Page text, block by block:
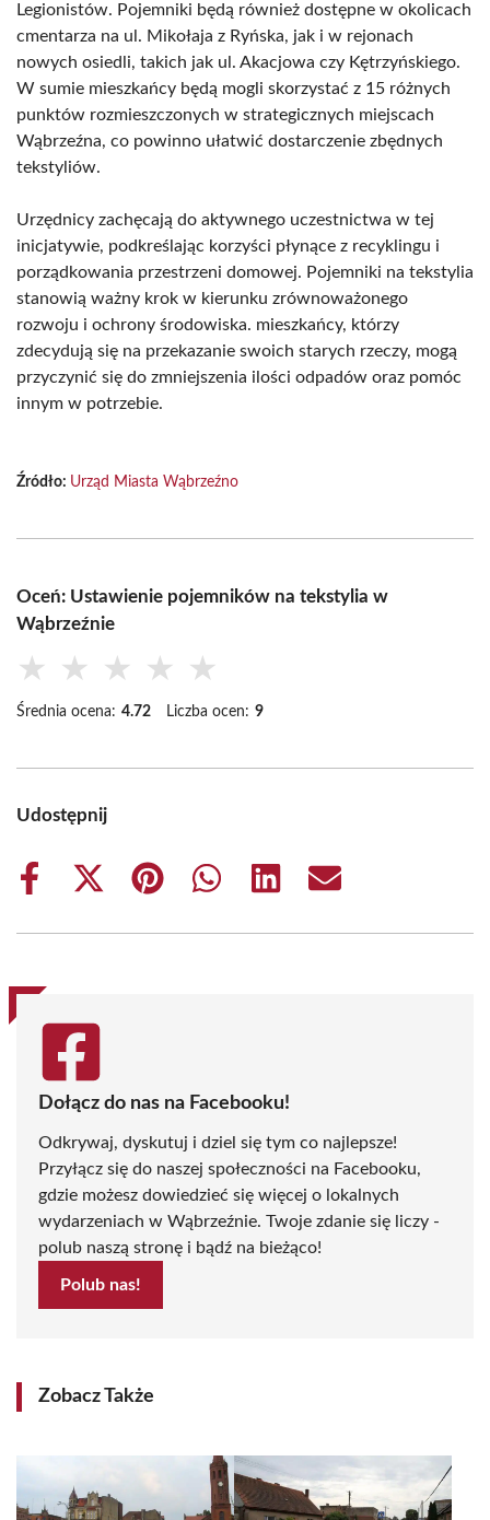
Legionistów. Pojemniki będą również dostępne w okolicach
cmentarza na ul. Mikołaja z Ryńska, jak i w rejonach
nowych osiedli, takich jak ul. Akacjowa czy Kętrzyńskiego.
W sumie mieszkańcy będą mogli skorzystać z 15 różnych
punktów rozmieszczonych w strategicznych miejscach
Wąbrzeźna, co powinno ułatwić dostarczenie zbędnych
tekstyliów.
Urzędnicy zachęcają do aktywnego uczestnictwa w tej
inicjatywie, podkreślając korzyści płynące z recyklingu i
porządkowania przestrzeni domowej. Pojemniki na tekstylia
stanowią ważny krok w kierunku zrównoważonego
rozwoju i ochrony środowiska. mieszkańcy, którzy
zdecydują się na przekazanie swoich starych rzeczy, mogą
przyczynić się do zmniejszenia ilości odpadów oraz pomóc
innym w potrzebie.
Źródło: Urząd Miasta Wąbrzeźno
Oceń: Ustawienie pojemników na tekstylia w
Wąbrzeźnie
★ ★ ★ ★ ★
Średnia ocena: 4.72 Liczba ocen: 9
Udostępnij
Share
Share
(Twitter)
Share
Share
Share
Share
Dołącz do nas na Facebooku!
Odkrywaj, dyskutuj i dziel się tym co najlepsze!
Przyłącz się do naszej społeczności na Facebooku,
gdzie możesz dowiedzieć się więcej o lokalnych
wydarzeniach w Wąbrzeźnie. Twoje zdanie się liczy -
polub naszą stronę i bądź na bieżąco!
Polub nas!
Zobacz Także